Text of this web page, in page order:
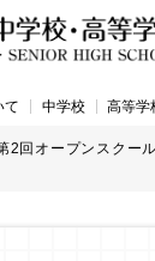
て 中学校 高等学
2回オープンスクー